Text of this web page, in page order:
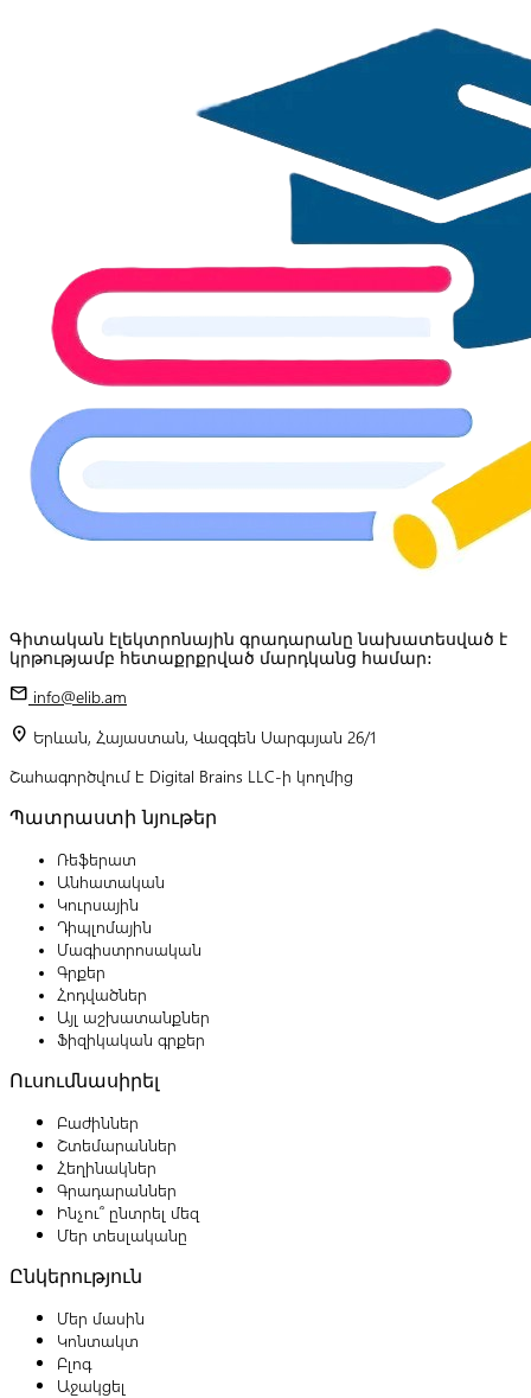
Գիտական էլեկտրոնային գրադարանը նախատեսված է
կրթությամբ հետաքրքրված մարդկանց համար:
mail info@elib.am
location_on Երևան, Հայաստան, Վազգեն Սարգսյան 26/1
Շահագործվում է Digital Brains LLC-ի կողմից
Պատրաստի նյութեր
Ռեֆերատ
Անհատական
Կուրսային
Դիպլոմային
Մագիստրոսական
Գրքեր
Հոդվածներ
Այլ աշխատանքներ
Ֆիզիկական գրքեր
Ուսումնասիրել
Բաժիններ
Շտեմարաններ
Հեղինակներ
Գրադարաններ
Ինչու՞ ընտրել մեզ
Մեր տեսլականը
Ընկերություն
Մեր մասին
Կոնտակտ
Բլոգ
Աջակցել